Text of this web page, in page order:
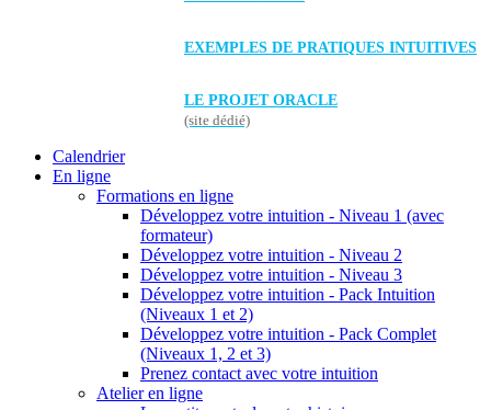
EXEMPLES DE PRATIQUES INTUITIVES
LE PROJET ORACLE
(site dédié)
Calendrier
En ligne
Formations en ligne
Développez votre intuition - Niveau 1 (avec
formateur)
Développez votre intuition - Niveau 2
Développez votre intuition - Niveau 3
Développez votre intuition - Pack Intuition
(Niveaux 1 et 2)
Développez votre intuition - Pack Complet
(Niveaux 1, 2 et 3)
Prenez contact avec votre intuition
Atelier en ligne